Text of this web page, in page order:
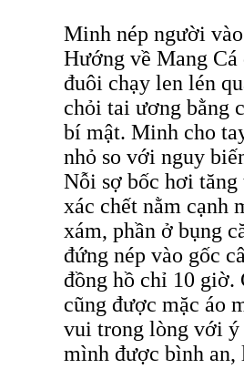
Minh nép người
Hướng về Mang
đuôi chạy len lén
chỏi tai ương bằng
bí mật. Minh cho
nhỏ so với nguy
Nỗi sợ bốc hơi
xác chết nằm cạnh
xám, phần ở bụng
đứng nép vào gốc
đồng hồ chỉ 10 giờ.
cũng được mặc áo
vui trong lòng với ý
mình được bình an,